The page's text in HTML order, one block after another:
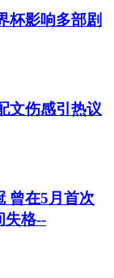
杯影响多部剧
文伤感引热议
曾在5月首次
失格--